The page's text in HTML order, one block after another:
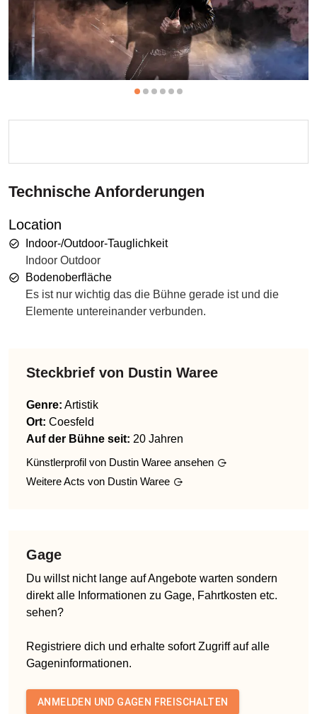
Technische Anforderungen
Location
Indoor-/Outdoor-Tauglichkeit
Indoor Outdoor
Bodenoberfläche
Es ist nur wichtig das die Bühne gerade ist und die
Elemente untereinander verbunden.
Steckbrief von Dustin Waree
Genre: Artistik
Ort: Coesfeld
Auf der Bühne seit: 20 Jahren
Künstlerprofil von Dustin Waree ansehen
Weitere Acts von Dustin Waree
Gage
Du willst nicht lange auf Angebote warten sondern
direkt alle Informationen zu Gage, Fahrtkosten etc.
sehen?
Registriere dich und erhalte sofort Zugriff auf alle
Gageninformationen.
ANMELDEN UND GAGEN FREISCHALTEN